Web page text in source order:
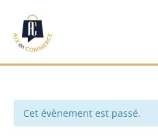
Nos commerçants
Cet évènement est passé.